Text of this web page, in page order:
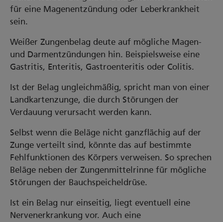
für eine Magenentzündung oder Leberkrankheit
sein.
Weißer Zungenbelag deute auf mögliche Magen-
und Darmentzündungen hin. Beispielsweise eine
Gastritis, Enteritis, Gastroenteritis oder Colitis.
Ist der Belag ungleichmäßig, spricht man von einer
Landkartenzunge, die durch Störungen der
Verdauung verursacht werden kann.
Selbst wenn die Beläge nicht ganzflächig auf der
Zunge verteilt sind, könnte das auf bestimmte
Fehlfunktionen des Körpers verweisen. So sprechen
Beläge neben der Zungenmittelrinne für mögliche
Störungen der Bauchspeicheldrüse.
Ist ein Belag nur einseitig, liegt eventuell eine
Nervenerkrankung vor. Auch eine